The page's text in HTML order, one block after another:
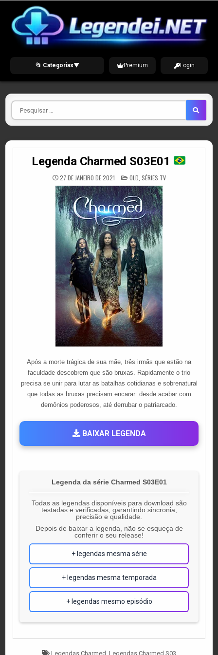
content
📂 Categorias▼ Premium Login
Pesquisar
por
Legenda Charmed S03E01
27 DE JANEIRO DE 2021 POSTED
IN
OLD SÉRIES TV
Após a morte trágica de sua mãe, três irmãs que estão na
faculdade descobrem que são bruxas. Rapidamente o trio
precisa se unir para lutar as batalhas cotidianas e sobrenatural
que todas as bruxas precisam encarar: desde acabar com
demônios poderosos, até derrubar o patriarcado.
BAIXAR LEGENDA
Legenda da série Charmed S03E01
Todas as legendas disponíveis para download são
testadas e verificadas, garantindo sincronia,
precisão e qualidade.
Depois de baixar a legenda, não se esqueça de
conferir o seu release!
+ legendas mesma série
+ legendas mesma temporada
+ legendas mesmo episódio
Tagged
Legendas Charmed Legendas Charmed S03